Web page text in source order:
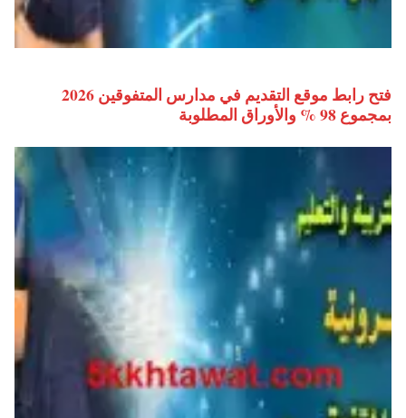
فتح رابط موقع التقديم في مدارس المتفوقين 2026
بمجموع 98 % والأوراق المطلوبة